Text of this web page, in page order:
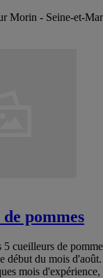
Morin - Seine-et-
pommes
5 cueilleurs de
début du mois
mois